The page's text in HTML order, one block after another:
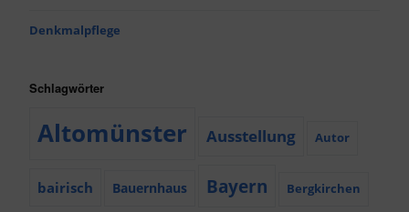
Denkmalpflege
Schlagwörter
Altomünster Ausstellung Autor
bairisch Bauernhaus Bayern Bergkirchen